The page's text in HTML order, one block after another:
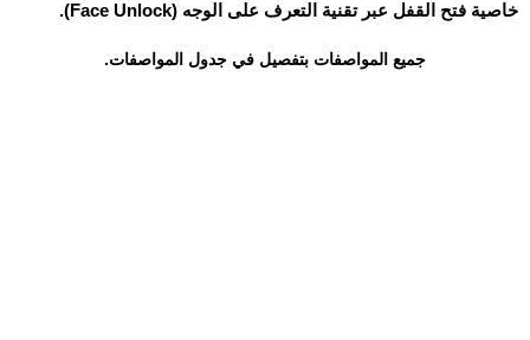
خاصية فتح القفل عبر تقنية التعرف على الوجه (Face Unlock).
جميع المواصفات بتفصيل في جدول المواصفات.